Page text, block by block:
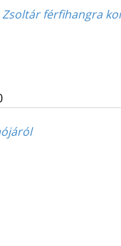
férfihangra